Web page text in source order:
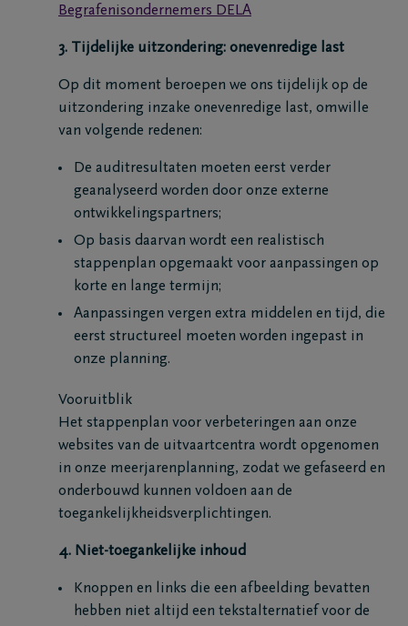
Begrafenisondernemers DELA
3. Tijdelijke uitzondering: onevenredige last
Op dit moment beroepen we ons tijdelijk op de
uitzondering inzake onevenredige last, omwille
van volgende redenen:
De auditresultaten moeten eerst verder
geanalyseerd worden door onze externe
ontwikkelingspartners;
Op basis daarvan wordt een realistisch
stappenplan opgemaakt voor aanpassingen op
korte en lange termijn;
Aanpassingen vergen extra middelen en tijd, die
eerst structureel moeten worden ingepast in
onze planning.
Vooruitblik
Het stappenplan voor verbeteringen aan onze
websites van de uitvaartcentra wordt opgenomen
in onze meerjarenplanning, zodat we gefaseerd en
onderbouwd kunnen voldoen aan de
toegankelijkheidsverplichtingen.
4. Niet-toegankelijke inhoud
Knoppen en links die een afbeelding bevatten
hebben niet altijd een tekstalternatief voor de